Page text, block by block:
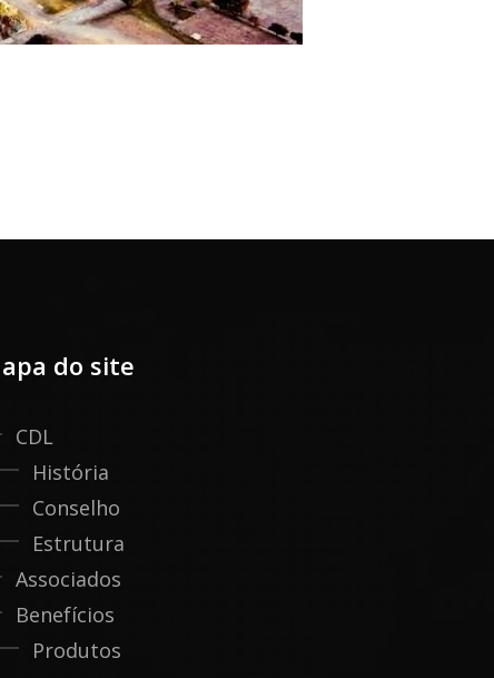
do site
CDL
História
Conselho
Estrutura
Associados
Benefícios
Produtos